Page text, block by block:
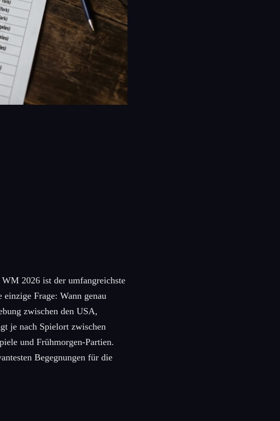
2026 ist der umfangreichste
Frage: Wann genau
zwischen den USA,
je nach Spielort zwischen
und Frühmorgen-Partien.
Begegnungen für die